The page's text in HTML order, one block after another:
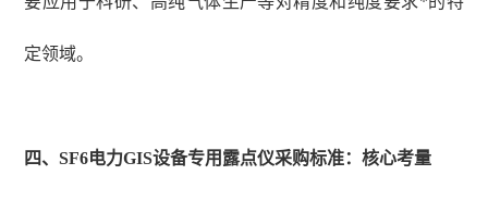
定领域。
四、SF6电力GIS设备专用露点仪采购标准：核心考量